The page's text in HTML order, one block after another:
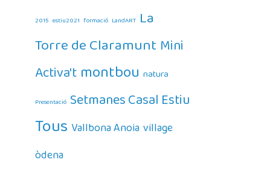
2015 estiu2021 formació LandART La
Torre de ClaramuntMini
Activa'tmontbou natura
Presentació Setmanes Casal Estiu
TousVallbona Anoiavillage
òdena